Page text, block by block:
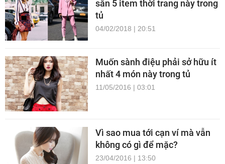
sẵn 5 item thời trang này trong
tủ
04/02/2018 | 20:51
Muốn sành điệu phải sở hữu ít
nhất 4 món này trong tủ
11/05/2016 | 03:01
Vì sao mua tới cạn ví mà vẫn
không có gì để mặc?
23/04/2016 | 13:50